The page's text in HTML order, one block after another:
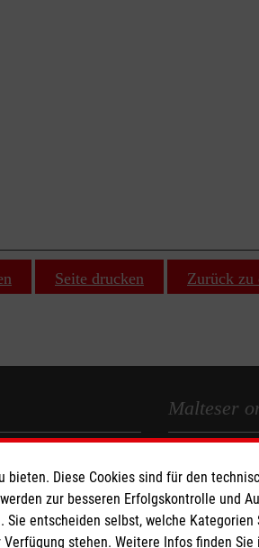
Seite drucken Zurück zu
Malteser
Malteser
Malteser
Sharepoint
Diese Cookies sind für den
zur besseren Erfolgskontrolle und
entscheiden selbst, welche
stehen. Weitere Infos finden